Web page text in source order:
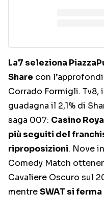
La7 seleziona
Share con
Corrado Formigli. Tv8,
guadagna il 2,1% di
saga 007: Casino
più seguiti del
riproposizioni. Nove
Comedy Match
Cavaliere Oscuro sul
mentreSWAT si ferma